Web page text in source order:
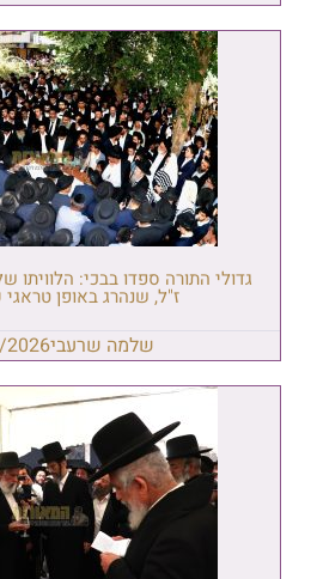
גדולי התורה ספדו בבכי:
ז"ל, שנהרג באופן טראגי
שלמה שרעבי